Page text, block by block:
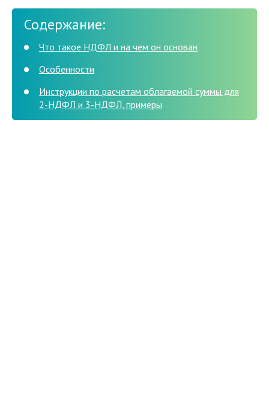
Содержание:
Что такое НДФЛ и на чем он основан
Особенности
Инструкции по расчетам облагаемой суммы для
2-НДФЛ и 3-НДФЛ, примеры